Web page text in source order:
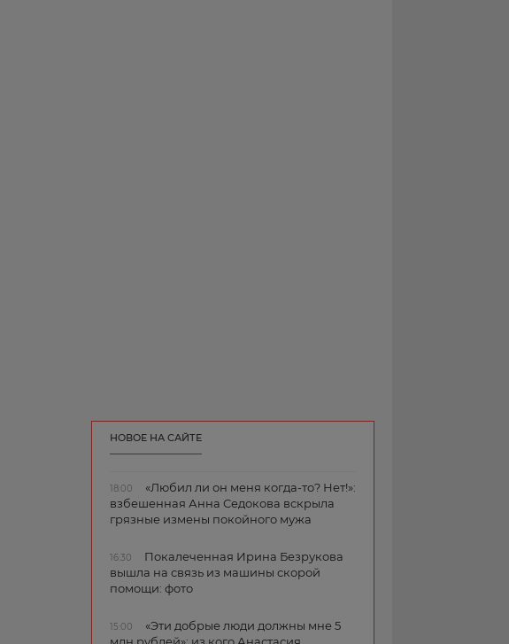
НОВОЕ НА САЙТЕ
18:00
«Любил ли он меня когда-то? Нет!»:
взбешенная Анна Седокова вскрыла
грязные измены покойного мужа
16:30
Покалеченная Ирина Безрукова
вышла на связь из машины скорой
помощи: фото
15:00
«Эти добрые люди должны мне 5